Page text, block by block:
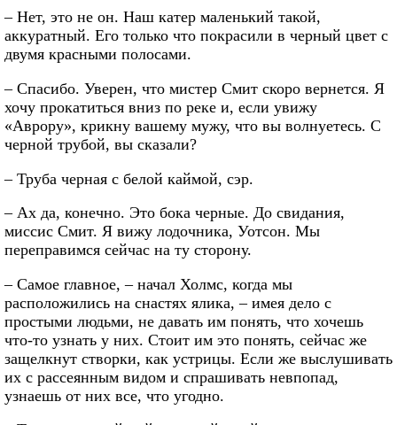
– Нет, это не он. Наш катер маленький такой,
аккуратный. Его только что покрасили в черный цвет с
двумя красными полосами.
– Спасибо. Уверен, что мистер Смит скоро вернется. Я
хочу прокатиться вниз по реке и, если увижу
«Аврору», крикну вашему мужу, что вы волнуетесь. С
черной трубой, вы сказали?
– Труба черная с белой каймой, сэр.
– Ах да, конечно. Это бока черные. До свидания,
миссис Смит. Я вижу лодочника, Уотсон. Мы
переправимся сейчас на ту сторону.
– Самое главное, – начал Холмс, когда мы
расположились на снастях ялика, – имея дело с
простыми людьми, не давать им понять, что хочешь
что-то узнать у них. Стоит им это понять, сейчас же
защелкнут створки, как устрицы. Если же выслушивать
их с рассеянным видом и спрашивать невпопад,
узнаешь от них все, что угодно.